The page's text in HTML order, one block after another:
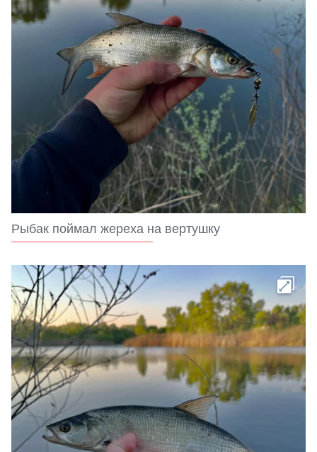
Рыбак поймал жереха на вертушку